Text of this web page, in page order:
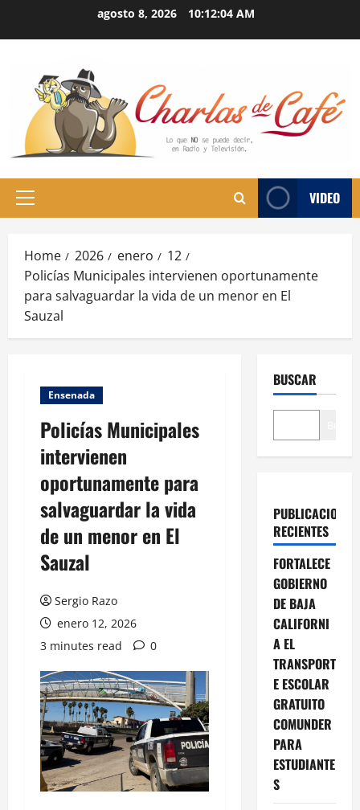
agosto 8, 2026 10:12:05 AM
Primary
VIDEO
Home 2026 enero
12
Policías Municipales intervienen oportunamente
para salvaguardar la vida de un menor en El
Sauzal
Ensenada
Policías Municipales
intervienen
oportunamente para
salvaguardar la vida
de un menor en El
Sauzal
Sergio Razo
enero 12, 2026
3 minutes read
0
BUSCAR
PUBLICACIONES
RECIENTES
FORTALECE
GOBIERNO
DE BAJA
CALIFORNI
A EL
TRANSPORT
E ESCOLAR
GRATUITO
COMUNDER
PARA
ESTUDIANTE
S